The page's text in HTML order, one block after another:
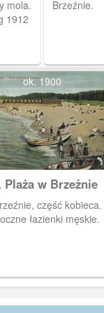
mola.
1912
Brzeźnie.
ok. 1900
Plaża w Brzeżnie
część
łazienki męskie.